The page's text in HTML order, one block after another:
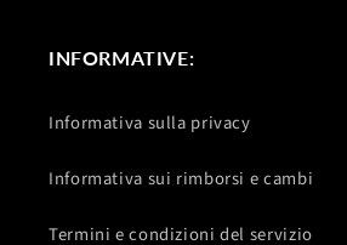
INFORMATIVE:
Informativa sulla privacy
Informativa sui rimborsi e cambi
Termini e condizioni del servizio